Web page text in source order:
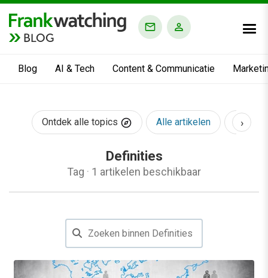
BLOG
Blog AI & Tech Content & Communicatie
Ontdek alle topics Alle artikelen AI &
›
Definities
Tag · 1 artikelen beschikbaar